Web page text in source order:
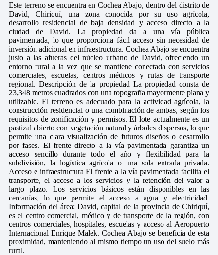
Este terreno se encuentra en Cochea Abajo, dentro del distrito de
David, Chiriquí, una zona conocida por su uso agrícola,
desarrollo residencial de baja densidad y acceso directo a la
ciudad de David. La propiedad da a una vía pública
pavimentada, lo que proporciona fácil acceso sin necesidad de
inversión adicional en infraestructura. Cochea Abajo se encuentra
justo a las afueras del núcleo urbano de David, ofreciendo un
entorno rural a la vez que se mantiene conectada con servicios
comerciales, escuelas, centros médicos y rutas de transporte
regional. Descripción de la propiedad La propiedad consta de
23,348 metros cuadrados con una topografía mayormente plana y
utilizable. El terreno es adecuado para la actividad agrícola, la
construcción residencial o una combinación de ambas, según los
requisitos de zonificación y permisos. El lote actualmente es un
pastizal abierto con vegetación natural y árboles dispersos, lo que
permite una clara visualización de futuros diseños o desarrollo
por fases. El frente directo a la vía pavimentada garantiza un
acceso sencillo durante todo el año y flexibilidad para la
subdivisión, la logística agrícola o una sola entrada privada.
Acceso e infraestructura El frente a la vía pavimentada facilita el
transporte, el acceso a los servicios y la retención del valor a
largo plazo. Los servicios básicos están disponibles en las
cercanías, lo que permite el acceso a agua y electricidad.
Información del área: David, capital de la provincia de Chiriquí,
es el centro comercial, médico y de transporte de la región, con
centros comerciales, hospitales, escuelas y acceso al Aeropuerto
Internacional Enrique Malek. Cochea Abajo se beneficia de esta
proximidad, manteniendo al mismo tiempo un uso del suelo más
rural.